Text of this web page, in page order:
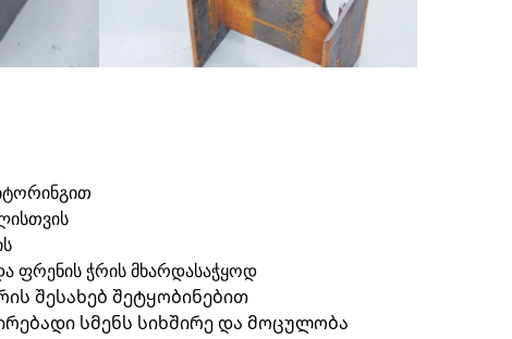
ფრენის ჭრის მხარდასაჭყოდ
შესახებ შეტყობინებით
სმენს სიხშირე და მოცულობა